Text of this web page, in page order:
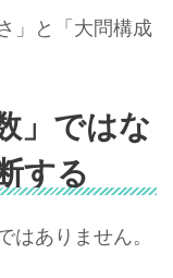
」と「大問構成
」ではな
する
はありません。